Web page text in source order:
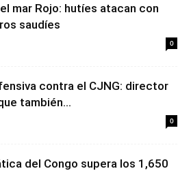
mar Rojo: hutíes atacan con
saudíes
0
contra el CJNG: director
también...
0
del Congo supera los 1,650